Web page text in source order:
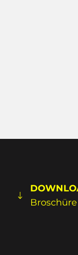
Jahren die
werden
sind
Ihrem
Broschüre